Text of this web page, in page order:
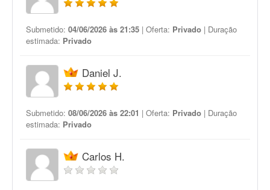
Submetido: 04/06/2026 às 21:35 | Oferta: Privado | Duração
estimada: Privado
Daniel J.
Submetido: 08/06/2026 às 22:01 | Oferta: Privado | Duração
estimada: Privado
Carlos H.